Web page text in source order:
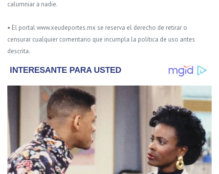
calumniar a nadie.
• El portal www.xeudeportes.mx se reserva el derecho de retirar o
censurar cualquier comentario que incumpla la política de uso antes
descrita.